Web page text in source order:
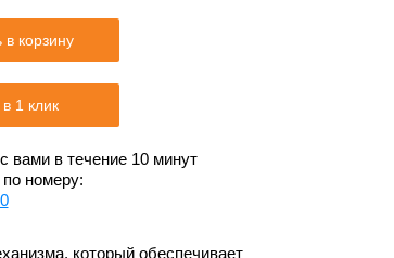
в корзину
1 клик
вами в течение 10 минут
по номеру:
который обеспечивает